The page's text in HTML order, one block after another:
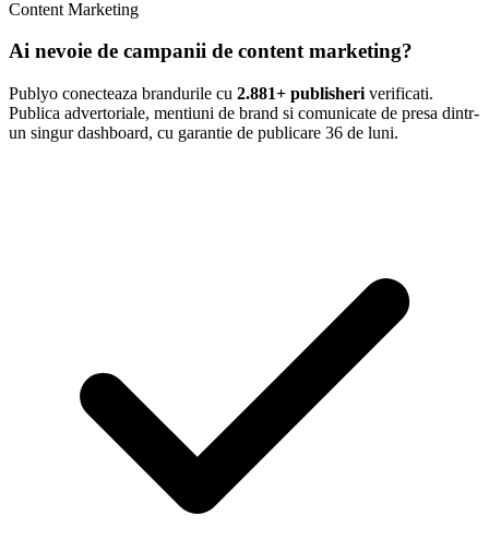
Content Marketing
Ai nevoie de campanii de content marketing?
Publyo conecteaza brandurile cu 2.881+ publisheri verificati.
Publica advertoriale, mentiuni de brand si comunicate de presa dintr-
un singur dashboard, cu garantie de publicare 36 de luni.